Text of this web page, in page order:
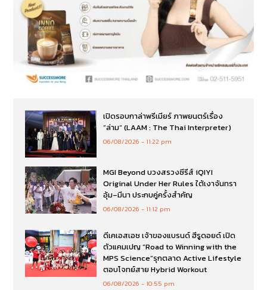
เปิดรอบกาล่าพรีเมียร์ ภาพยนตร์เรื่อง
”ล่าม“ (LAAM : The Thai Interpreter)
06/08/2026 11:22 pm
MGI Beyond บวงสรวงซีรีส์ iQIYI
Original Under Her Rules ใต้เงาจันทรา
อุ้ม–มีนา ประกบคู่ครั้งสำคัญ
06/08/2026 11:12 pm
ดีเคเอสเอช เจ้าของแบรนด์ ฮีรูดอยด์ เปิด
ตัวแคมเปญ “Road to Winning with the
MPS Science”รุกตลาด Active Lifestyle
ตอบโจทย์สาย Hybrid Workout
06/08/2026 10:55 pm